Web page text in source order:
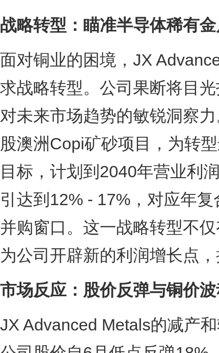
战略转型：瞄准半导体稀有
面对铜业的困境，JX
求战略转型。公司果断将目
对未来市场趋势的敏锐洞察
股澳洲Copi矿砂项目，为转
目标，计划到2040年营业利
引达到12% - 17%，对应年
并购窗口。这一战略转型不
为公司开辟新的利润增长点
市场反应：股价反弹与铜价
JX Advanced Metals的减产